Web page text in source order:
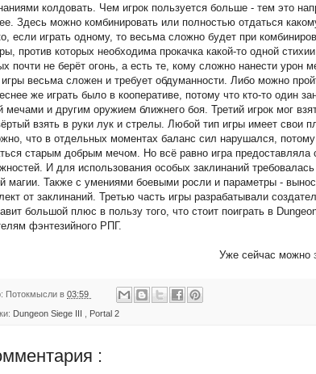
колдовать. Чем игрок пользуется больше - тем это
Здесь можно комбинировать или полностью отдаться
если играть одному, то весьма сложно будет при
против которых необходима прокачка какой-то одной
почти не берёт огонь, а есть те, кому сложно нанести урон
весьма сложен и требует обдуманности. Либо можно
же играть было в кооперативе, потому что кто-то один
мечами и другим оружием ближнего боя. Третий игрок мог
взять в руки лук и стрелы. Любой тип игры имеет свои
что в отдельных моментах баланс сил нарушался,
старым добрым мечом. Но всё равно игра предоставляла
И для использования особых заклинаний
магии. Также с умениями боевыми росли и параметры -
от заклинаний. Третью часть игры разрабатывали
большой плюс в пользу того, что стоит поиграть в
фэнтезийного РПГ.
Уже сейчас можно
Потокмысли в 03:59
Dungeon Siege III Portal 2
: